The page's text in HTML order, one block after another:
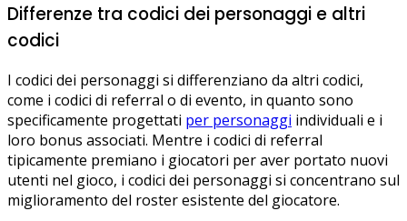
Differenze tra codici dei personaggi e altri
codici
I codici dei personaggi si differenziano da altri codici,
come i codici di referral o di evento, in quanto sono
specificamente progettati per personaggi individuali e i
loro bonus associati. Mentre i codici di referral
tipicamente premiano i giocatori per aver portato nuovi
utenti nel gioco, i codici dei personaggi si concentrano sul
miglioramento del roster esistente del giocatore.